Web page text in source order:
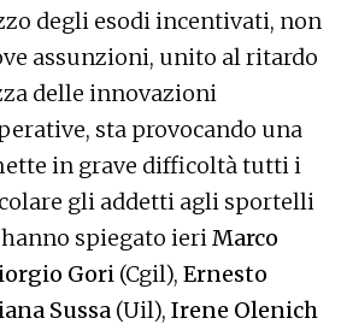
degli esodi incentivati, non
assunzioni, unito al ritardo
delle innovazioni
sta provocando una
in grave difficoltà tutti i
gli addetti agli sportelli
spiegato ieriMarco
Gori (Cgil), Ernesto
Sussa (Uil), Irene Olenich